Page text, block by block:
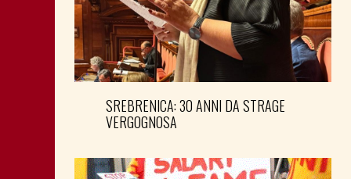
SREBRENICA: 30 ANNI DA STRAGE
VERGOGNOSA